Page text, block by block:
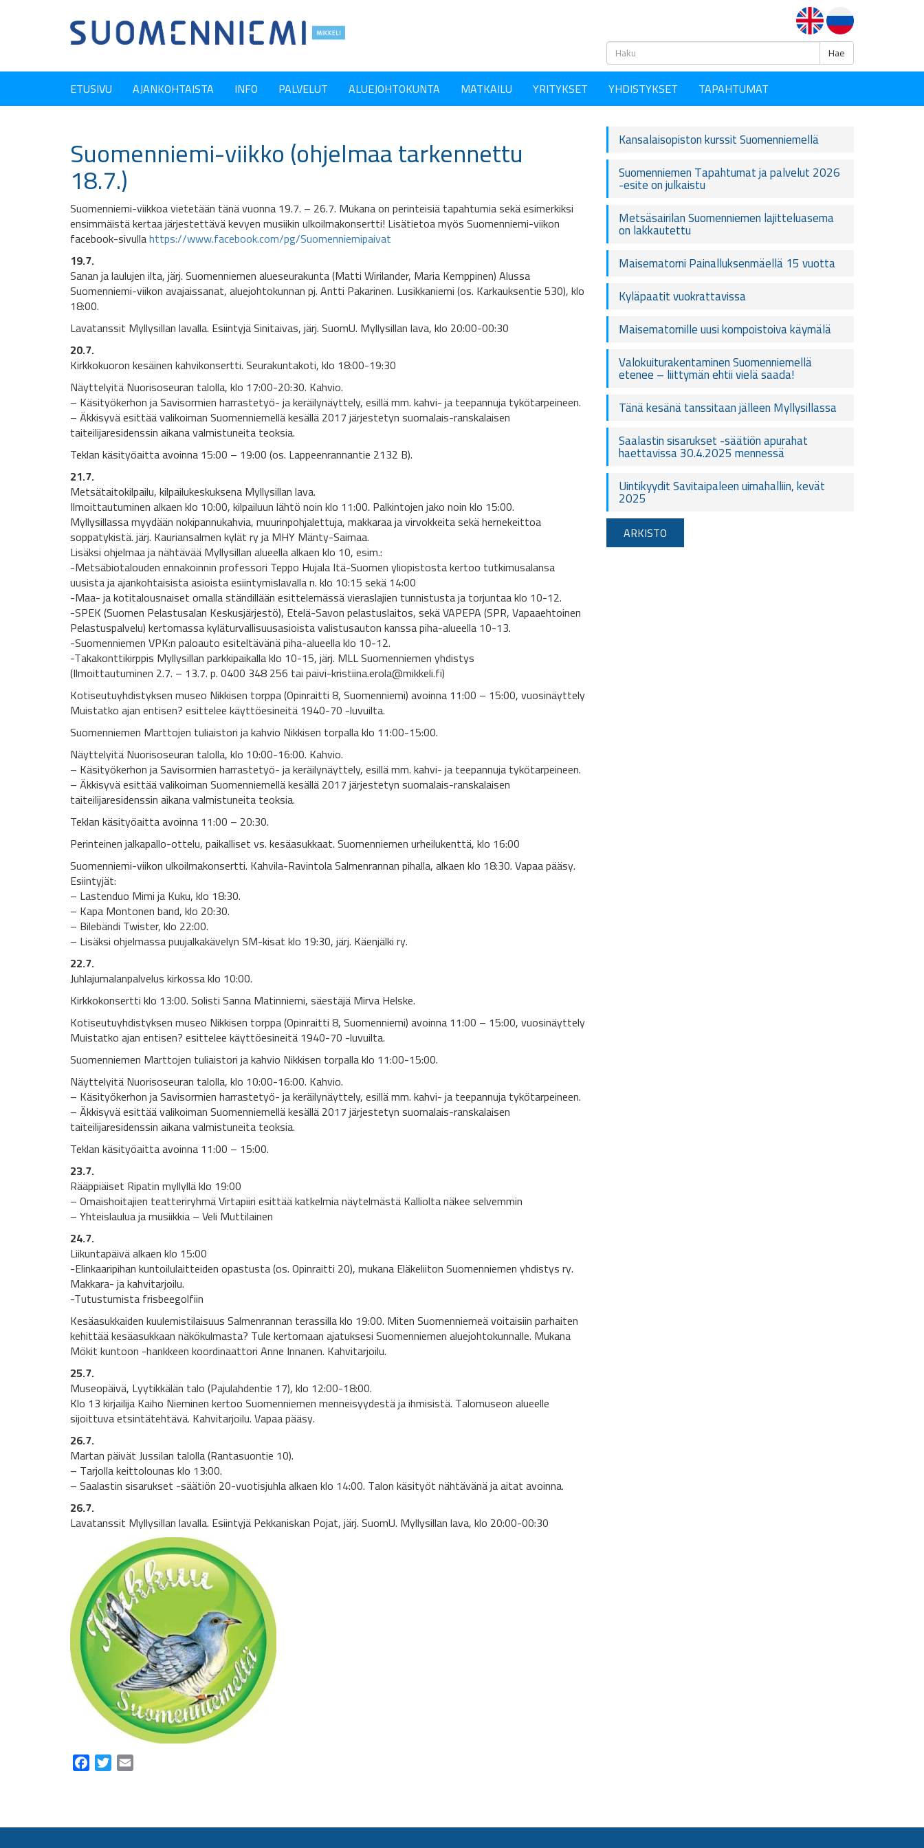
Haku
Hae
ETUSIVU AJANKOHTAISTA INFO PALVELUT ALUEJOHTOKUNTA MATKAILU YRITYKSET YHDISTYKSET TAPAHTUMAT
Suomenniemi-viikko (ohjelmaa tarkennettu
18.7.)
Suomenniemi-viikkoa vietetään tänä vuonna 19.7. – 26.7. Mukana on perinteisiä tapahtumia sekä esimerkiksi
ensimmäistä kertaa järjestettävä kevyen musiikin ulkoilmakonsertti! Lisätietoa myös Suomenniemi-viikon
facebook-sivullahttps://www.facebook.com/pg/Suomenniemipaivat
19.7.
Sanan ja laulujen ilta, järj. Suomenniemen alueseurakunta (Matti Wirilander, Maria Kemppinen) Alussa
Suomenniemi-viikon avajaissanat, aluejohtokunnan pj. Antti Pakarinen. Lusikkaniemi (os. Karkauksentie 530), klo
18:00.
Lavatanssit Myllysillan lavalla. Esiintyjä Sinitaivas, järj. SuomU. Myllysillan lava, klo 20:00-00:30
20.7.
Kirkkokuoron kesäinen kahvikonsertti. Seurakuntakoti, klo 18:00-19:30
Näyttelyitä Nuorisoseuran talolla, klo 17:00-20:30. Kahvio.
– Käsityökerhon ja Savisormien harrastetyö- ja keräilynäyttely, esillä mm. kahvi- ja teepannuja tykötarpeineen.
– Äkkisyvä esittää valikoiman Suomenniemellä kesällä 2017 järjestetyn suomalais-ranskalaisen
taiteilijaresidenssin aikana valmistuneita teoksia.
Teklan käsityöaitta avoinna 15:00 – 19:00 (os. Lappeenrannantie 2132 B).
21.7.
Metsätaitokilpailu, kilpailukeskuksena Myllysillan lava.
Ilmoittautuminen alkaen klo 10:00, kilpailuun lähtö noin klo 11:00. Palkintojen jako noin klo 15:00.
Myllysillassa myydään nokipannukahvia, muurinpohjalettuja, makkaraa ja virvokkeita sekä hernekeittoa
soppatykistä. järj. Kauriansalmen kylät ry ja MHY Mänty-Saimaa.
Lisäksi ohjelmaa ja nähtävää Myllysillan alueella alkaen klo 10, esim.:
-Metsäbiotalouden ennakoinnin professori Teppo Hujala Itä-Suomen yliopistosta kertoo tutkimusalansa
uusista ja ajankohtaisista asioista esiintymislavalla n. klo 10:15 sekä 14:00
-Maa- ja kotitalousnaiset omalla ständillään esittelemässä vieraslajien tunnistusta ja torjuntaa klo 10-12.
-SPEK (Suomen Pelastusalan Keskusjärjestö), Etelä-Savon pelastuslaitos, sekä VAPEPA (SPR, Vapaaehtoinen
Pelastuspalvelu) kertomassa kyläturvallisuusasioista valistusauton kanssa piha-alueella 10-13.
-Suomenniemen VPK:n paloauto esiteltävänä piha-alueella klo 10-12.
-Takakonttikirppis Myllysillan parkkipaikalla klo 10-15, järj. MLL Suomenniemen yhdistys
(Ilmoittautuminen 2.7. – 13.7. p. 0400 348 256 tai paivi-kristiina.erola@mikkeli.fi)
Kotiseutuyhdistyksen museo Nikkisen torppa (Opinraitti 8, Suomenniemi) avoinna 11:00 – 15:00, vuosinäyttely
Muistatko ajan entisen? esittelee käyttöesineitä 1940-70 -luvuilta.
Suomenniemen Marttojen tuliaistori ja kahvio Nikkisen torpalla klo 11:00-15:00.
Näyttelyitä Nuorisoseuran talolla, klo 10:00-16:00. Kahvio.
– Käsityökerhon ja Savisormien harrastetyö- ja keräilynäyttely, esillä mm. kahvi- ja teepannuja tykötarpeineen.
– Äkkisyvä esittää valikoiman Suomenniemellä kesällä 2017 järjestetyn suomalais-ranskalaisen
taiteilijaresidenssin aikana valmistuneita teoksia.
Teklan käsityöaitta avoinna 11:00 – 20:30.
Perinteinen jalkapallo-ottelu, paikalliset vs. kesäasukkaat. Suomenniemen urheilukenttä, klo 16:00
Suomenniemi-viikon ulkoilmakonsertti. Kahvila-Ravintola Salmenrannan pihalla, alkaen klo 18:30. Vapaa pääsy.
Esiintyjät:
– Lastenduo Mimi ja Kuku, klo 18:30.
– Kapa Montonen band, klo 20:30.
– Bilebändi Twister, klo 22:00.
– Lisäksi ohjelmassa puujalkakävelyn SM-kisat klo 19:30, järj. Käenjälki ry.
22.7.
Juhlajumalanpalvelus kirkossa klo 10:00.
Kirkkokonsertti klo 13:00. Solisti Sanna Matinniemi, säestäjä Mirva Helske.
Kotiseutuyhdistyksen museo Nikkisen torppa (Opinraitti 8, Suomenniemi) avoinna 11:00 – 15:00, vuosinäyttely
Muistatko ajan entisen? esittelee käyttöesineitä 1940-70 -luvuilta.
Suomenniemen Marttojen tuliaistori ja kahvio Nikkisen torpalla klo 11:00-15:00.
Näyttelyitä Nuorisoseuran talolla, klo 10:00-16:00. Kahvio.
– Käsityökerhon ja Savisormien harrastetyö- ja keräilynäyttely, esillä mm. kahvi- ja teepannuja tykötarpeineen.
– Äkkisyvä esittää valikoiman Suomenniemellä kesällä 2017 järjestetyn suomalais-ranskalaisen
taiteilijaresidenssin aikana valmistuneita teoksia.
Teklan käsityöaitta avoinna 11:00 – 15:00.
23.7.
Rääppiäiset Ripatin myllyllä klo 19:00
– Omaishoitajien teatteriryhmä Virtapiiri esittää katkelmia näytelmästä Kalliolta näkee selvemmin
– Yhteislaulua ja musiikkia – Veli Muttilainen
24.7.
Liikuntapäivä alkaen klo 15:00
-Elinkaaripihan kuntoilulaitteiden opastusta (os. Opinraitti 20), mukana Eläkeliiton Suomenniemen yhdistys ry.
Makkara- ja kahvitarjoilu.
-Tutustumista frisbeegolfiin
Kesäasukkaiden kuulemistilaisuus Salmenrannan terassilla klo 19:00. Miten Suomenniemeä voitaisiin parhaiten
kehittää kesäasukkaan näkökulmasta? Tule kertomaan ajatuksesi Suomenniemen aluejohtokunnalle. Mukana
Mökit kuntoon -hankkeen koordinaattori Anne Innanen. Kahvitarjoilu.
25.7.
Museopäivä, Lyytikkälän talo (Pajulahdentie 17), klo 12:00-18:00.
Klo 13 kirjailija Kaiho Nieminen kertoo Suomenniemen menneisyydestä ja ihmisistä. Talomuseon alueelle
sijoittuva etsintätehtävä. Kahvitarjoilu. Vapaa pääsy.
26.7.
Martan päivät Jussilan talolla (Rantasuontie 10).
– Tarjolla keittolounas klo 13:00.
– Saalastin sisarukset -säätiön 20-vuotisjuhla alkaen klo 14:00. Talon käsityöt nähtävänä ja aitat avoinna.
26.7.
Lavatanssit Myllysillan lavalla. Esiintyjä Pekkaniskan Pojat, järj. SuomU. Myllysillan lava, klo 20:00-00:30
Facebook
Twitter
Kansalaisopiston kurssit Suomenniemellä
Suomenniemen Tapahtumat ja palvelut 2026
-esite on julkaistu
Metsäsairilan Suomenniemen lajitteluasema
on lakkautettu
Maisematorni Painalluksenmäellä 15 vuotta
Kyläpaatit vuokrattavissa
Maisematornille uusi kompoistoiva käymälä
Valokuiturakentaminen Suomenniemellä
etenee – liittymän ehtii vielä saada!
Tänä kesänä tanssitaan jälleen Myllysillassa
Saalastin sisarukset -säätiön apurahat
haettavissa 30.4.2025 mennessä
Uintikyydit Savitaipaleen uimahalliin, kevät
2025
ARKISTO